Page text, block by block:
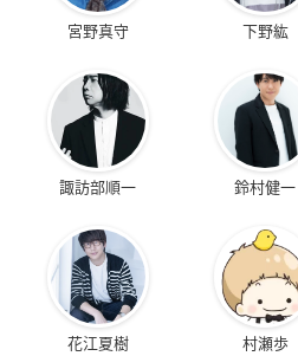
宮野真守 下野紘
諏訪部順一 鈴村健一
花江夏樹 村瀬歩